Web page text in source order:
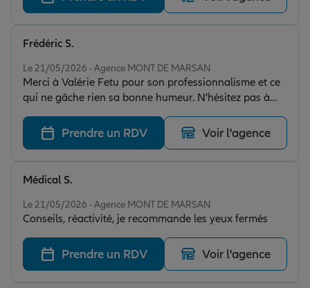
Le 21/05/2026 - Agence MONT DE MARSAN
Merci à Valérie Fetu pour son professionnalisme et ce
qui ne gâche rien sa bonne humeur. N’hésitez pas à
contacter Allianz pour tous vos projets d’assurance !
Frédéric S.
Prendre un RDV Voir l'agence
Le 21/05/2026 - Agence MONT DE MARSAN
Conseils, réactivité, je recommande les yeux fermés
Médical S.
Prendre un RDV Voir l'agence